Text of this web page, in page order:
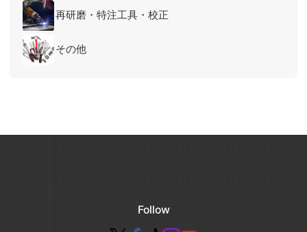
再研磨・特注工具・校正
その他
Follow